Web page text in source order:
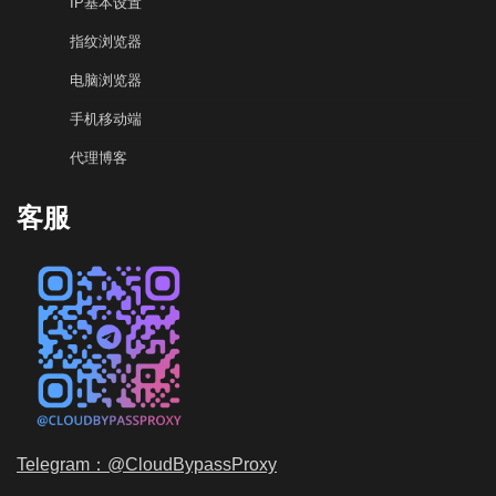
指纹浏览器
电脑浏览器
手机移动端
代理博客
客服
Telegram：@CloudBypassProxy